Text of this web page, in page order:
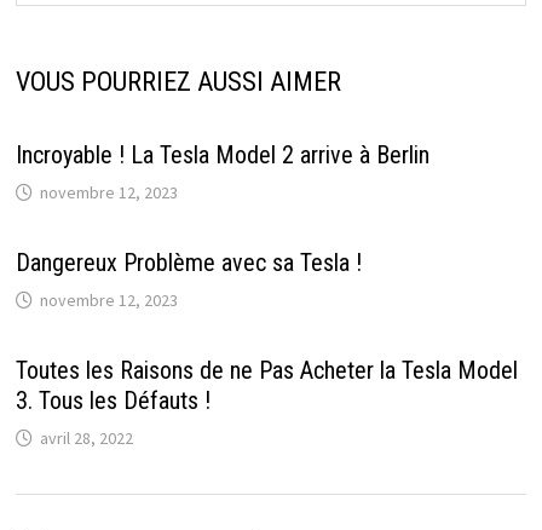
VOUS POURRIEZ AUSSI AIMER
Incroyable ! La Tesla Model 2 arrive à Berlin
novembre 12, 2023
Dangereux Problème avec sa Tesla !
novembre 12, 2023
Toutes les Raisons de ne Pas Acheter la Tesla Model
3. Tous les Défauts !
avril 28, 2022